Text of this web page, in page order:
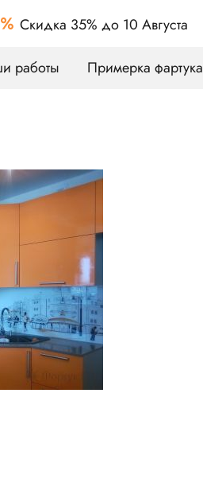
Скидка 35% до 10 Августа
работы Примерка фартука